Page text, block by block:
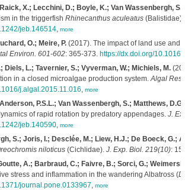
X.; Lecchini, D.; Boyle, K.; Van Wassenbergh,
in the triggerfish Rhinecanthus aculeatus(Balistidae).
jeb.146514, more
O.; Meire, P.(2017). The impact of land use and
Environ. 601-602: 365-373. https://dx.doi.org/
Diels, L.; Tavernier, S.; Vyverman, W.; Michiels, M.
in a closed microalgae production system.Algal
j.algal.2015.11.016, more
P.S.L.; Van Wassenbergh, S.; Matthews,
of rapid rotation by predatory appendages. J.
jeb.140590, more
S.; Joris, I.; Desclée, M.; Liew, H.J.; De Boeck, G.;
niloticus(Cichlidae). J. Exp. Biol. 219(10):
A.; Barbraud, C.; Faivre, B.; Sorci, G.;
stress and inflammation in the wandering Albatross (
journal.pone.0133967, more